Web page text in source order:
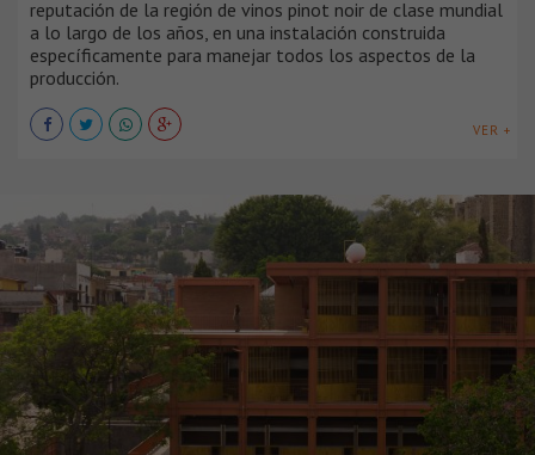
reputación de la región de vinos pinot noir de clase mundial
a lo largo de los años, en una instalación construida
específicamente para manejar todos los aspectos de la
producción.
VER +